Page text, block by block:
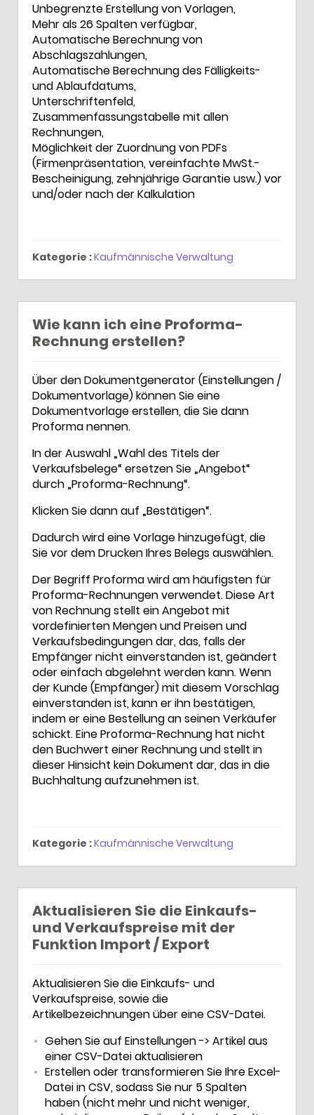
Unbegrenzte Erstellung von Vorlagen,
Mehr als 26 Spalten verfügbar,
Automatische Berechnung von
Abschlagszahlungen,
Automatische Berechnung des Fälligkeits-
und Ablaufdatums,
Unterschriftenfeld,
Zusammenfassungstabelle mit allen
Rechnungen,
Möglichkeit der Zuordnung von PDFs
(Firmenpräsentation, vereinfachte MwSt.-
Bescheinigung, zehnjährige Garantie usw.) vor
und/oder nach der Kalkulation
Kategorie :Kaufmännische Verwaltung
Wie kann ich eine Proforma-
Rechnung erstellen?
Über den Dokumentgenerator (Einstellungen /
Dokumentvorlage) können Sie eine
Dokumentvorlage erstellen, die Sie dann
Proforma nennen.
In der Auswahl „Wahl des Titels der
Verkaufsbelege“ ersetzen Sie „Angebot“
durch „Proforma-Rechnung“.
Klicken Sie dann auf „Bestätigen“.
Dadurch wird eine Vorlage hinzugefügt, die
Sie vor dem Drucken Ihres Belegs auswählen.
Der Begriff Proforma wird am häufigsten für
Proforma-Rechnungen verwendet. Diese Art
von Rechnung stellt ein Angebot mit
vordefinierten Mengen und Preisen und
Verkaufsbedingungen dar, das, falls der
Empfänger nicht einverstanden ist, geändert
oder einfach abgelehnt werden kann. Wenn
der Kunde (Empfänger) mit diesem Vorschlag
einverstanden ist, kann er ihn bestätigen,
indem er eine Bestellung an seinen Verkäufer
schickt. Eine Proforma-Rechnung hat nicht
den Buchwert einer Rechnung und stellt in
dieser Hinsicht kein Dokument dar, das in die
Buchhaltung aufzunehmen ist.
Kategorie :Kaufmännische Verwaltung
Aktualisieren Sie die Einkaufs-
und Verkaufspreise mit der
Funktion Import / Export
Aktualisieren Sie die Einkaufs- und
Verkaufspreise, sowie die
Artikelbezeichnungen über eine CSV-Datei.
Gehen Sie auf Einstellungen -> Artikel aus
einer CSV-Datei aktualisieren
Erstellen oder transformieren Sie Ihre Excel-
Datei in CSV, sodass Sie nur 5 Spalten
haben (nicht mehr und nicht weniger,